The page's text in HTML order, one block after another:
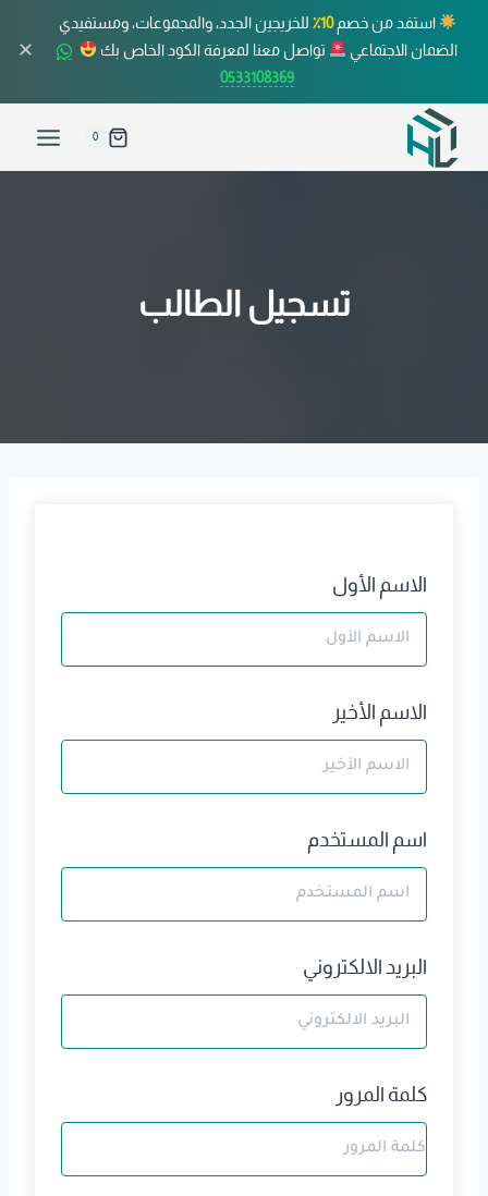
استفد من خصم10٪
للخريجين الجدد، والمجموعات، ومستفيدي
الضمان الاجتماعي
تواصل معنا لمعرفة الكود الخاص بك
0533108369
✕
0
تسجيل الطالب
الاسم الأول
الاسم الأخير
اسم المستخدم
البريد الالكتروني
كلمة المرور